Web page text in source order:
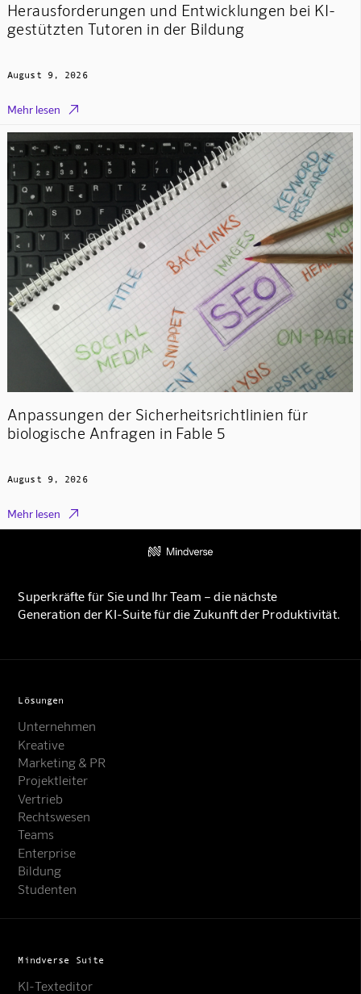
Herausforderungen und Entwicklungen bei KI-
gestützten Tutoren in der Bildung
August 9, 2026
Mehr lesen 
Anpassungen der Sicherheitsrichtlinien für
biologische Anfragen in Fable 5
August 9, 2026
Mehr lesen 
Superkräfte für Sie und Ihr Team – die nächste
Generation der KI-Suite für die Zukunft der Produktivität.
Lösungen
Unternehmen
Kreative
Marketing & PR
Projektleiter
Vertrieb
Rechtswesen
Teams
Enterprise
Bildung
Studenten
Mindverse Suite
KI-Texteditor